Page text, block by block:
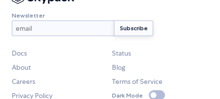
Newsletter
Docs
Status
About
Blog
Careers
Terms of Service
Privacy Policy
Dark Mode